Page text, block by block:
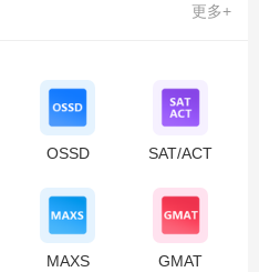
更多+
OSSD SAT/ACT
MAXS GMAT